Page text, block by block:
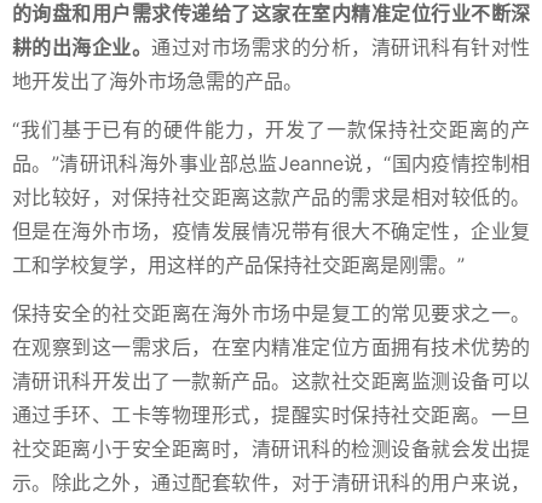
的询盘和用户需求传递给了这家在室内精准定位行业不断深
耕的出海企业。通过对市场需求的分析，清研讯科有针对性
地开发出了海外市场急需的产品。
“我们基于已有的硬件能力，开发了一款保持社交距离的产
品。”清研讯科海外事业部总监Jeanne说，“国内疫情控制相
对比较好，对保持社交距离这款产品的需求是相对较低的。
但是在海外市场，疫情发展情况带有很大不确定性，企业复
工和学校复学，用这样的产品保持社交距离是刚需。”
保持安全的社交距离在海外市场中是复工的常见要求之一。
在观察到这一需求后，在室内精准定位方面拥有技术优势的
清研讯科开发出了一款新产品。这款社交距离监测设备可以
通过手环、工卡等物理形式，提醒实时保持社交距离。一旦
社交距离小于安全距离时，清研讯科的检测设备就会发出提
示。除此之外，通过配套软件，对于清研讯科的用户来说，